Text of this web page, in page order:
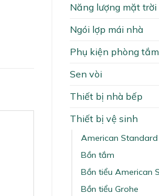
Năng lượng mặt trời
Ngói lợp mái nhà
Phụ kiện phòng tắm
Sen vòi
Thiết bị nhà bếp
Thiết bị vệ sinh
American Standard
Bồn tắm
Bồn tiểu American
Bồn tiểu Grohe